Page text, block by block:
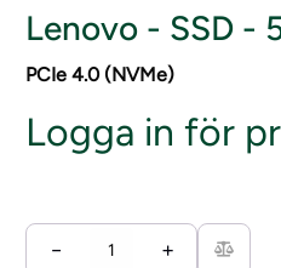
Lenovo - SSD -
PCIe 4.0 (NVMe)
Logga in för
− +